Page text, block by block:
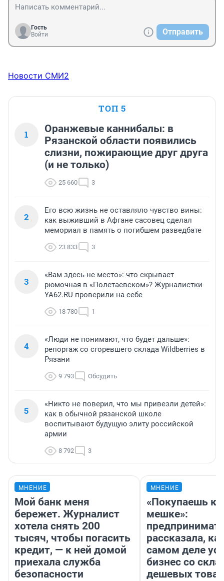
Гость
Войти
Отправить
Новости СМИ2
ТОП 5
1
Оранжевые каннибалы: в
Рязанской области появились
слизни, пожирающие друг друга
(и не только)
25 660 3
2
Его всю жизнь не оставляло чувство вины:
как выживший в Афгане сасовец сделал
мемориал в память о погибшем разведбате
23 833 3
3
«Вам здесь не место»: что скрывает
рюмочная в «Полетаевском»? Журналистки
YA62.RU проверили на себе
18 780 1
4
«Люди не понимают, что будет дальше»:
репортаж со сгоревшего склада Wildberries в
Рязани
9 793 Обсудить
5
«Никто не поверил, что мы привезли детей»:
как в обычной рязанской школе
воспитывают будущую элиту российской
армии
8 792 3
МНЕНИЕ
Мой банк меня
бережет. Журналист
хотела снять 200
тысяч, чтобы погасить
кредит, — к ней домой
приехала служба
безопасности
МНЕНИЕ
«Покупаешь
мешке»:
рассказала,
самом деле
бизнес со
дешевых